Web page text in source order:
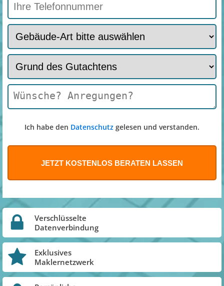
Ich habe den Datenschutz gelesen und verstanden.
Verschlüsselte
Datenverbindung
Exklusives
Maklernetzwerk